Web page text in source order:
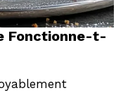
Fonctionne-t-